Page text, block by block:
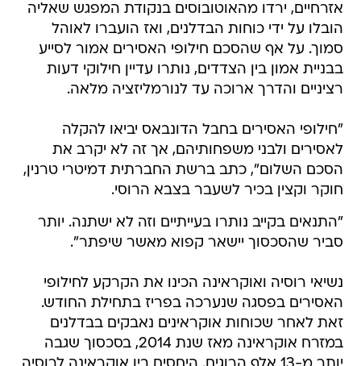
אזרחיים, ירדו מהאוטובוסים בנקודת המפגש שאליה
הובלו על ידי כוחות הבדלנים, ואז הועברו לאוהל
סמוך. על אף שהסכם חילופי האסירים אמור לסייע
בבניית אמון בין הצדדים, נותרו עדיין חילוקי דעות
רציניים והדרך ארוכה עד לנורמליזציה מלאה.
"חילופי האסירים בחבל הדונבאס יביאו להקלה
לאסירים ולבני משפחותיהם, אך זה לא יקרב את
הסכם השלום", כתב ברשת החברתית דמיטרי טרנין,
חוקר וקצין בכיר לשעבר בצבא הרוסי.
"התנאים בקייב נותרו בעייתיים וזה לא ישתנה. יותר
סביר שהסכסוך יישאר קפוא מאשר שיפתר".
נשיאי רוסיה ואוקראינה הכינו את הקרקע לחילופי
האסירים בפסגה שנערכה בפריז בתחילת החודש.
זאת לאחר שכוחות אוקראינים נאבקים בבדלנים
במזרח אוקראינה מאז שנת 2014, בסכסוך שגבה